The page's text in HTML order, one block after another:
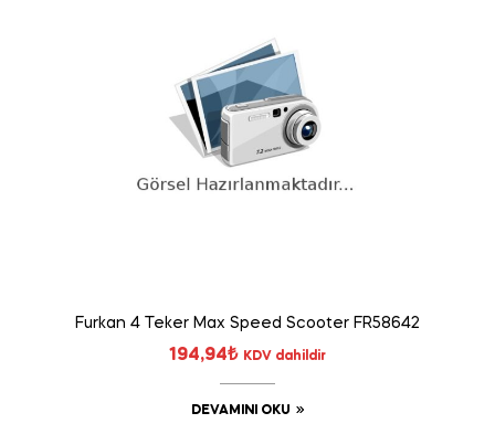
Furkan 4 Teker Max Speed Scooter FR58642
194,94₺ KDV dahildir
DEVAMINI OKU